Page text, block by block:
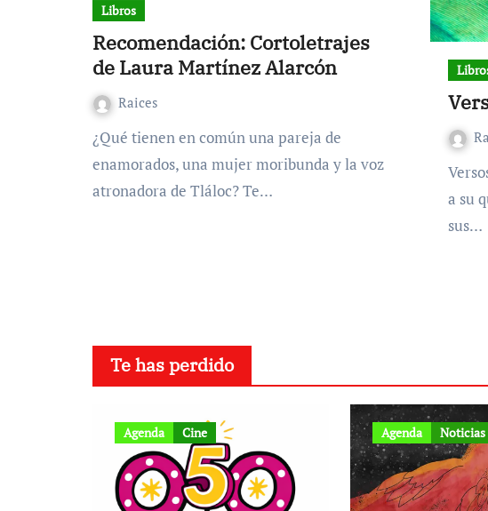
Libros
Recomendación: Cortoletrajes
de Laura Martínez Alarcón
Raices
¿Qué tienen en común una pareja de
enamorados, una mujer moribunda y la voz
atronadora de Tláloc? Te…
Versos de Luz y de amor. Poemas que evocan
a su
sus…
Te has perdido
Agenda Cine Agenda Noticias